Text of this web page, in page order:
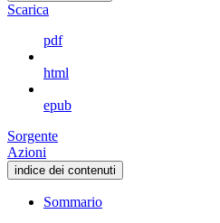
Scarica
pdf
html
epub
Sorgente
Azioni
indice dei contenuti
Sommario